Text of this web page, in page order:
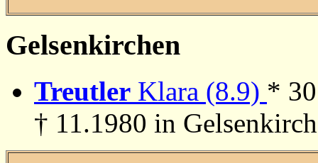
Gelsenkirchen
Treutler Klara (8.9) *
† 11.1980 in